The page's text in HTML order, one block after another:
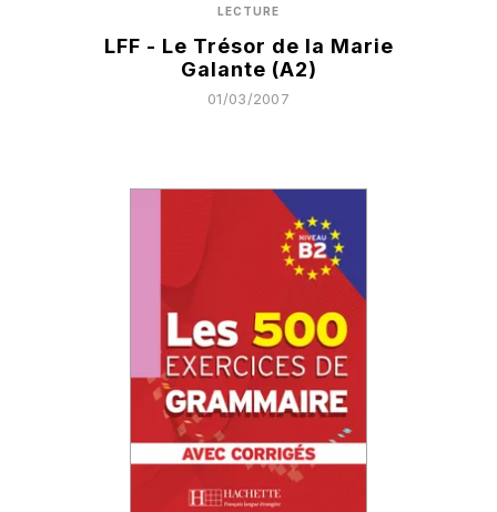
LECTURE
LFF - Le Trésor de la Marie
Galante (A2)
01/03/2007